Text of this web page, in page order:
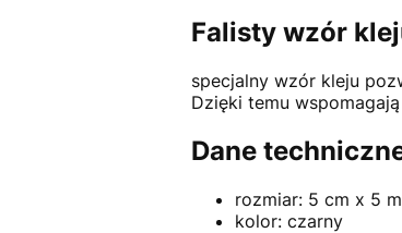
Falisty wzór
specjalny wzór kleju
Dzięki temu
Dane
rozmiar: 5 cm x 5 m
kolor: czarny